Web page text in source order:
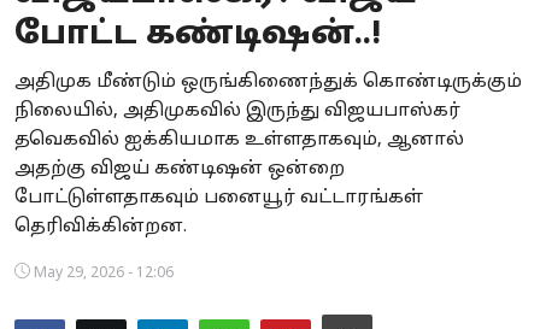
Business
Crime
Tamilnadu
National
போட்ட கண்டிஷன்..!
அதிமுக மீண்டும் ஒருங்கிணைந்துக் கொண்டிருக்கும்
நிலையில், அதிமுகவில் இருந்து விஜயபாஸ்கர்
தவெகவில் ஐக்கியமாக உள்ளதாகவும், ஆனால்
அதற்கு விஜய் கண்டிஷன் ஒன்றை
போட்டுள்ளதாகவும் பனையூர் வட்டாரங்கள்
தெரிவிக்கின்றன.
May 29, 2026 - 12:06